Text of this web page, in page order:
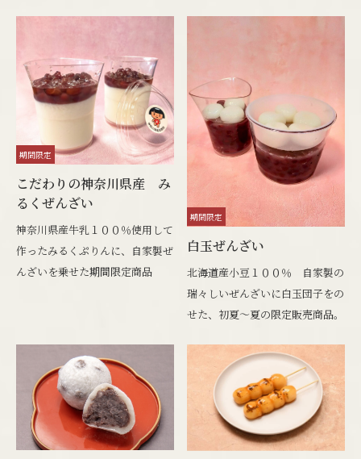
期間限定
こだわりの神奈川県産 み
るくぜんざい
神奈川県産牛乳１００％使用して
作ったみるくぷりんに、自家製ぜ
んざいを乗せた期間限定商品
期間限定
白玉ぜんざい
北海道産小豆１００％ 自家製の
瑞々しいぜんざいに白玉団子をの
せた、初夏～夏の限定販売商品。